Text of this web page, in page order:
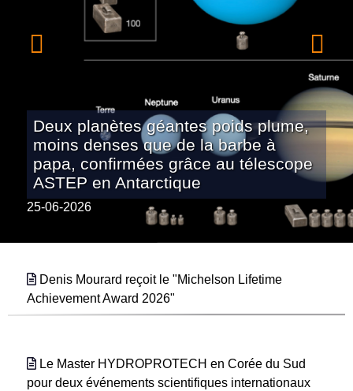
Deux planètes géantes poids plume,
moins denses que de la barbe à
papa, confirmées grâce au télescope
ASTEP en Antarctique
25-06-2026
Denis Mourard reçoit le "Michelson Lifetime
Achievement Award 2026"
Le Master HYDROPROTECH en Corée du Sud
pour deux événements scientifiques internationaux